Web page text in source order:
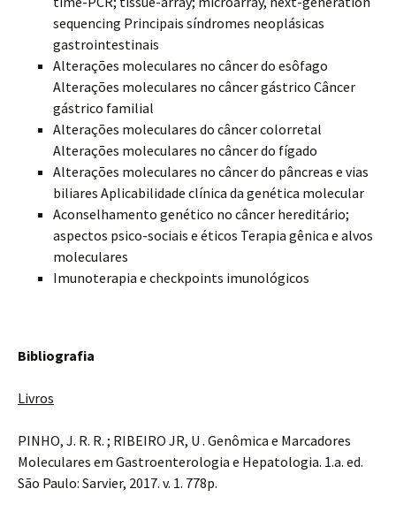
sequencing Principais síndromes neoplásicas
gastrointestinais
Alterações moleculares no câncer do esôfago
Alterações moleculares no câncer gástrico Câncer
gástrico familial
Alterações moleculares do câncer colorretal
Alterações moleculares no câncer do fígado
Alterações moleculares no câncer do pâncreas e vias
biliares Aplicabilidade clínica da genética molecular
Aconselhamento genético no câncer hereditário;
aspectos psico-sociais e éticos Terapia gênica e alvos
moleculares
Imunoterapia e checkpoints imunológicos
Bibliografia
Livros
PINHO, J. R. R. ; RIBEIRO JR, U . Genômica e Marcadores
Moleculares em Gastroenterologia e Hepatologia. 1.a. ed.
São Paulo: Sarvier, 2017. v. 1. 778p.